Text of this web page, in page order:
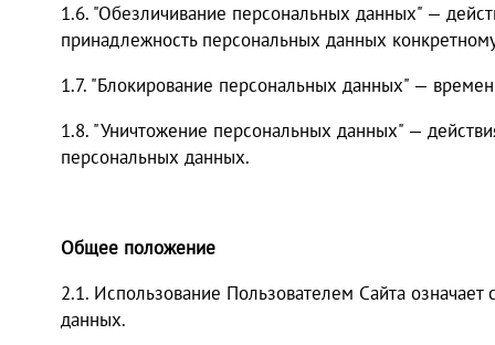
1.6. "Обезличивание персональных данных" —
принадлежность персональных данных
1.7. "Блокирование персональных данных" —
1.8. "Уничтожение персональных данных" —
персональных данных.
Общее положение
2.1. Использование Пользователем Сайта
данных.